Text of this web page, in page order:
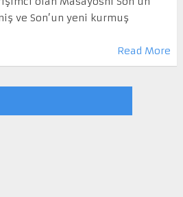
ve Son’un yeni kurmuş
Read More